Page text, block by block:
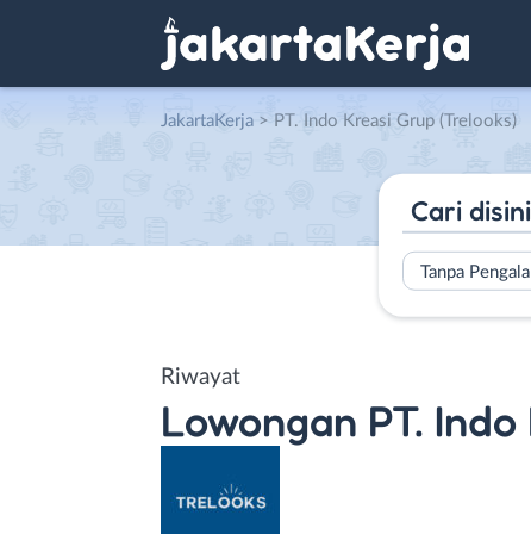
JakartaKerja > PT. Indo Kreasi Grup (Trelooks)
Tanpa
Riwayat
Lowongan PT.